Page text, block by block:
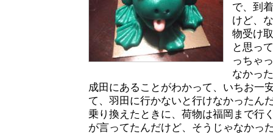
で、到
けど、
物受け
と思っ
っちゃ
なかっ
成田にあることがわかって、いちお一
て、羽田に行かないと行けなかったん
乗り換えたときに、荷物は福岡まで行
が言ってたんだけど、そうじゃなかっ